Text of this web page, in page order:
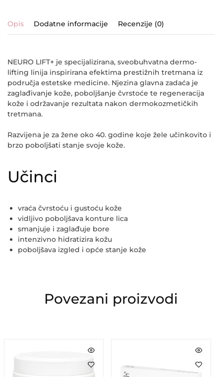
Opis Dodatne informacije Recenzije (0)
NEURO LIFT+ je specijalizirana, sveobuhvatna dermo-
lifting linija inspirirana efektima prestižnih tretmana iz
područja estetske medicine. Njezina glavna zadaća je
zaglađivanje kože, poboljšanje čvrstoće te regeneracija
kože i održavanje rezultata nakon dermokozmetičkih
tretmana.
Razvijena je za žene oko 40. godine koje žele učinkovito i
brzo poboljšati stanje svoje kože.
Učinci
vraća čvrstoću i gustoću kože
vidljivo poboljšava konture lica
smanjuje i zaglađuje bore
intenzivno hidratizira kožu
poboljšava izgled i opće stanje kože
Povezani proizvodi